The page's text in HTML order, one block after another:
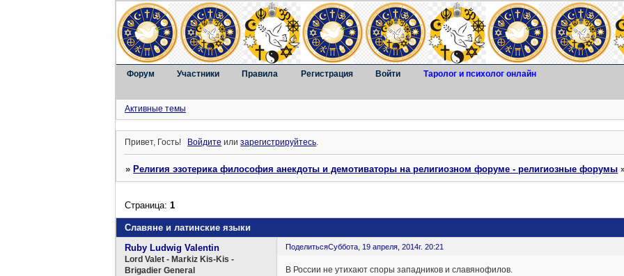
Форум Участники Правила Регистрация Войти Таролог и психолог онлайн
Активные темы
Привет, Гость! Войдите илизарегистрируйтесь.
»Религия эзотерика философия анекдоты и демотиваторы на религиозном форуме - религиозные форумы
Славяне и латинские языки
Страница:1
ПоделитьсяСуббота, 19 апреля, 2014г. 20:21
Ruby Ludwig Valentin
Lord Valet - Markiz Kis-Kis -
Brigadier General
В России не утихают споры западников и славянофилов.